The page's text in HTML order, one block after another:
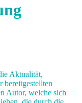
Aktualität,
bereitgestellten
Autor, welche sich